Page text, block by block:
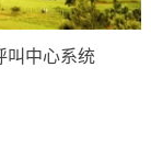
叫中心系统